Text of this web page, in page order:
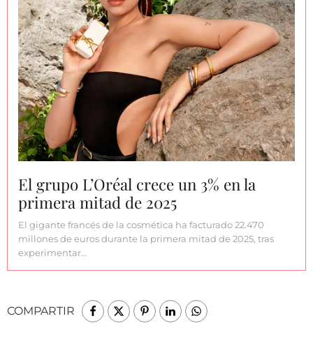
El grupo L’Oréal crece un 3% en la
primera mitad de 2025
El gigante francés de la cosmética ha facturado 22.470
millones de euros durante la primera mitad de 2025, tras
experimentar…
COMPARTIR